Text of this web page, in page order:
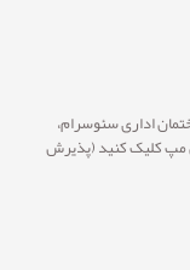
برازنده نبش کوچه 4 ساختمان اداری سئوسرام،
مپ کلیک کنید (پذیرش